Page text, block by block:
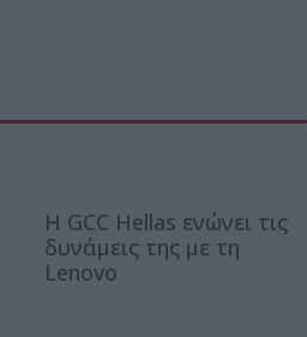
Η GCC Hellas ενώνει τις
δυνάμεις της με τη
Lenovo